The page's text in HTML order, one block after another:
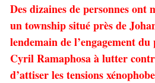
Des dizaines de personnes ont
un township situé près de
lendemain de l’engagement
Cyril Ramaphosa à lutter
d’attiser les tensions